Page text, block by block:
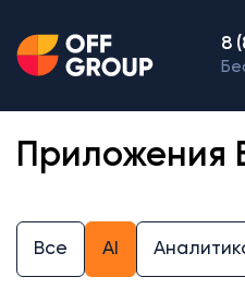
8
Приложения
Все AI